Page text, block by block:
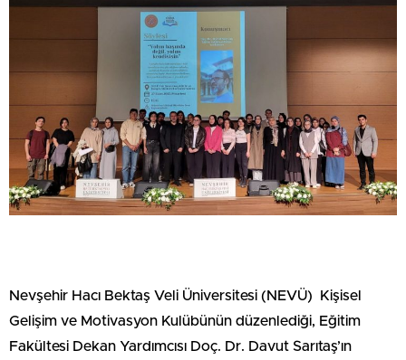
Nevşehir Hacı Bektaş Veli Üniversitesi (NEVÜ) Kişisel
Gelişim ve Motivasyon Kulübünün düzenlediği, Eğitim
Fakültesi Dekan Yardımcısı Doç. Dr. Davut Sarıtaş’ın